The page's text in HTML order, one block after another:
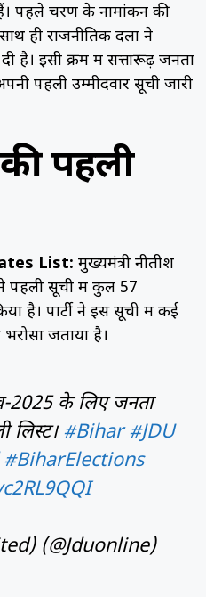
पहले चरण के नामांकन की
ही राजनीतिक दलों ने
है। इसी क्रम में सत्तारूढ़ जनता
पहली उम्मीदवार सूची जारी
की पहली
List: मुख्यमंत्री नीतीश
पहली सूची में कुल 57
है। पार्टी ने इस सूची में कई
जताया है।
2025 के लिए जनता
लिस्ट।#Bihar #JDU
#BiharElections
(@Jduonline)